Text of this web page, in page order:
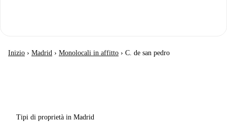
Inizio › Madrid › Monolocali in affitto › C. de san pedro
Tipi di proprietà in Madrid